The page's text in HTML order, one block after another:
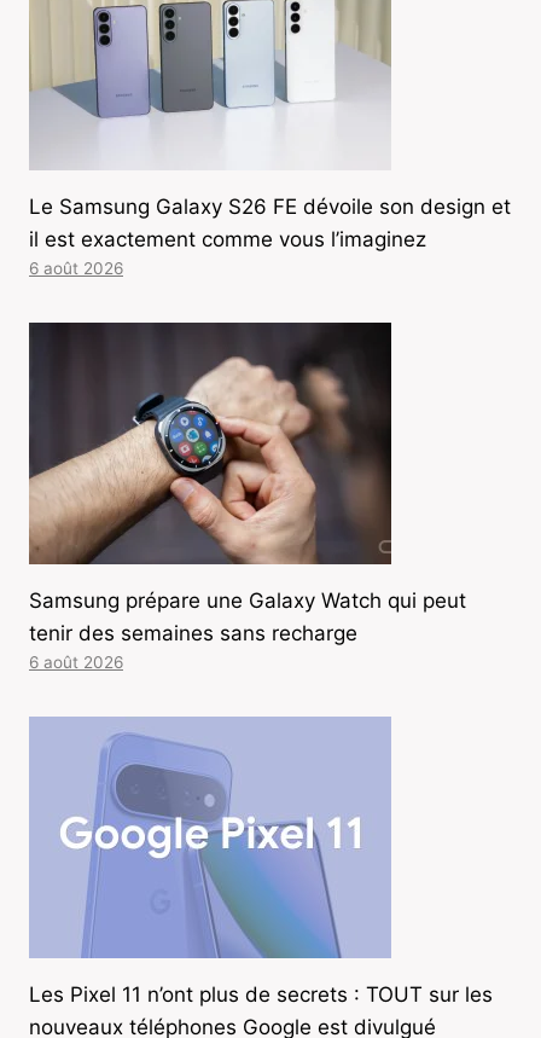
Le Samsung Galaxy S26 FE dévoile son design et
il est exactement comme vous l’imaginez
6 août 2026
Samsung prépare une Galaxy Watch qui peut
tenir des semaines sans recharge
6 août 2026
Les Pixel 11 n’ont plus de secrets : TOUT sur les
nouveaux téléphones Google est divulgué